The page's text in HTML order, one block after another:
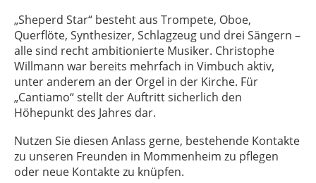
„Sheperd Star“ besteht aus Trompete, Oboe,
Querflöte, Synthesizer, Schlagzeug und drei Sängern –
alle sind recht ambitionierte Musiker. Christophe
Willmann war bereits mehrfach in Vimbuch aktiv,
unter anderem an der Orgel in der Kirche. Für
„Cantiamo“ stellt der Auftritt sicherlich den
Höhepunkt des Jahres dar.
Nutzen Sie diesen Anlass gerne, bestehende Kontakte
zu unseren Freunden in Mommenheim zu pflegen
oder neue Kontakte zu knüpfen.